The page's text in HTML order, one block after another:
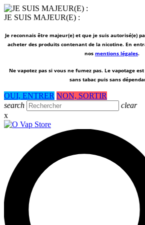
JE SUIS MAJEUR(E) :
Je reconnais être majeur(e) et que je suis autorisé(e)
acheter des produits contenant de la nicotine. En
nos mentions légales.
Ne vapotez pas si vous ne fumez pas. Le vapotage
sans tabac puis sans
OUI, ENTRER NON, SORTIR
search
clear
x